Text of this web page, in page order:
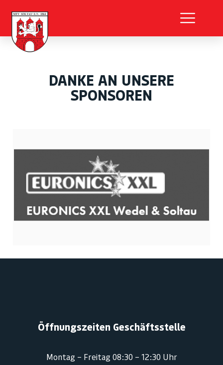
DANKE AN UNSERE
SPONSOREN
Öffnungszeiten Geschäftsstelle
Montag – Freitag 08:30 – 12:30 Uhr